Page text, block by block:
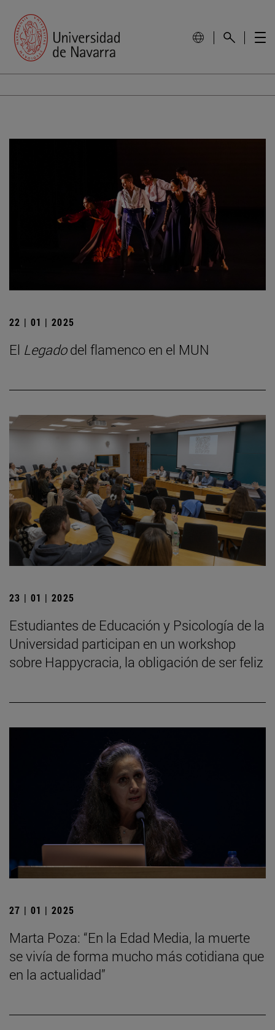
22 | 01 | 2025
El Legadodel flamenco en el MUN
23 | 01 | 2025
Estudiantes de Educación y Psicología de la
Universidad participan en un workshop
sobre Happycracia, la obligación de ser feliz
27 | 01 | 2025
Marta Poza: “En la Edad Media, la muerte
se vivía de forma mucho más cotidiana que
en la actualidad”